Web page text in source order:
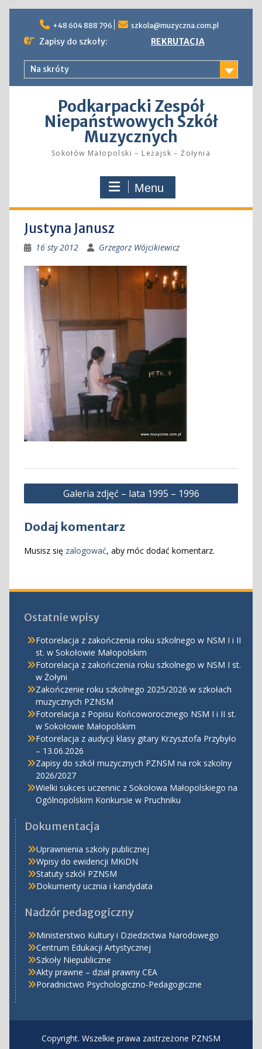
content
+48 604 888 796 szkola@muzyczna.com.pl
Zapisy do szkoły: REKRUTACJA
Na skróty
Podkarpacki Zespół
Niepaństwowych Szkół
Muzycznych
Sokołów Małopolski – Leżajsk – Żołynia
Menu
Justyna Janusz
16 sty 2012 Grzegorz Wójcikiewicz
Nawigacja
wpisu
Galeria zdjęć – lata 1995 – 1996
Dodaj komentarz
Musisz się zalogować, aby móc dodać komentarz.
Ostatnie wpisy
Fotorelacja z zakończenia roku szkolnego w NSM I i II
st. w Sokołowie Małopolskim
Fotorelacja z zakończenia roku szkolnego w NSM I st.
w Żołyni
Zakończenie roku szkolnego 2025/2026 w szkołach
muzycznych PZNSM
Fotorelacja z Popisu Końcoworocznego NSM I i II st.
w Sokołowie Małopolskim
Fotorelacja z audycji klasy gitary Krzysztofa Przybyło
– 13.06.2026
Zapisy do szkół muzycznych PZNSM na rok szkolny
2026/2027
Wielki sukces uczennic z Sokołowa Małopolskiego na
Ogólnopolskim Konkursie w Pruchniku
Dokumentacja
Uprawnienia szkoły publicznej
Wpisy do ewidencji MKiDN
Statuty szkół PZNSM
Dokumenty ucznia i kandydata
Nadzór pedagogiczny
Ministerstwo Kultury i Dziedzictwa Narodowego
Centrum Edukacji Artystycznej
Szkoły Niepubliczne
Akty prawne – dział prawny CEA
Poradnictwo Psychologiczno-Pedagogiczne
Copyright. Wszelkie prawa zastrzeżone PZNSM